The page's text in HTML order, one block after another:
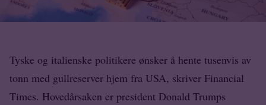
Tyske og italienske politikere ønsker å hente tusenvis av
tonn med gullreserver hjem fra USA, skriver Financial
Times. Hovedårsaken er president Donald Trumps